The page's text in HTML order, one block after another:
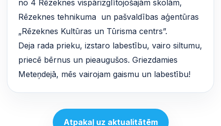
no 4 Rēzeknes vispārizglītojošajām skolām,
Rēzeknes tehnikuma un pašvaldības aģentūras
„Rēzeknes Kultūras un Tūrisma centrs”.
Deja rada prieku, izstaro labestību, vairo siltumu,
priecē bērnus un pieaugušos. Griezdamies
Meteņdejā, mēs vairojam gaismu un labestību!
Atpakaļ uz aktualitātēm